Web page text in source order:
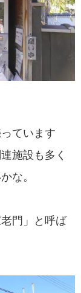
ています
施設も多く
な。
門」と呼ば